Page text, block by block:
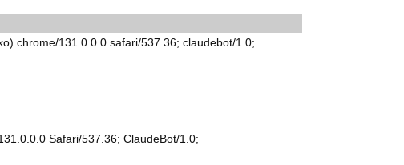
chrome/131.0.0.0 safari/537.36; claudebot/1.0;
Safari/537.36; ClaudeBot/1.0;